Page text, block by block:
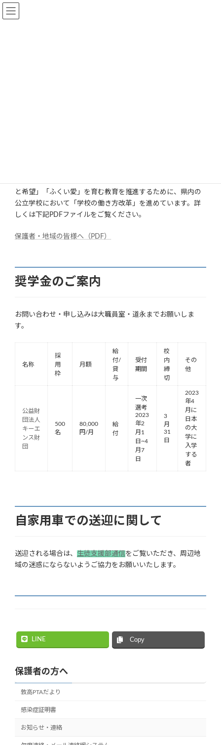
コ
ン
ナ
ビ
と希望」「ふくい愛」を育む教育を推進するために、県内の
公立学校において「学校の働き方改革」を進めています。詳
しくは下記PDFファイルをご覧ください。
保護者・地域の皆様へ（PDF）
奨学金のご案内
お問い合わせ・申し込みは大職員室・道永までお願いしま
す。
名称
採
用
枠
月額
給
付/
貸
与
受付
期間
校
内
締
切
その
他
公益財
団法人
キーエ
ンス財
団
500
名
80,000
円/月
給
付
一次
選考
2023
年2
月1
日~4
月7
日
3
月
31
日
2023
年4
月に
日本
の大
学に
入学
する
者
自家用車での送迎に関して
送迎される場合は、 生徒支援部通信をご覧いただき、周辺地
域の迷惑にならないようご協力をお願いいたします。
LINE Copy
保護者の方へ
敦高PTAだより
感染症証明書
お知らせ・連絡